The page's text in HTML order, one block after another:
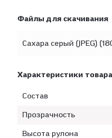
Файлы для скачивания
Сахара серый (JPEG)
Характеристики товара
Состав
Прозрачность
Высота рулона